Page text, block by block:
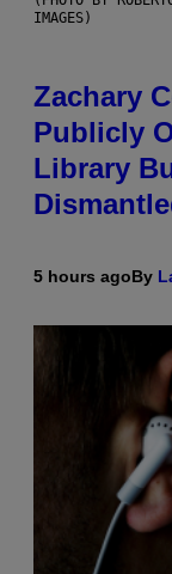
IMAGES)
Zachary
Publicly
Library
5 hours agoBy